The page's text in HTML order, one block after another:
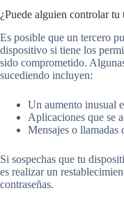
¿Puede alguien controlar
Es posible que un tercero
dispositivo si tiene los
sido comprometido.
sucediendo incluyen:
Un aumento inusual
Aplicaciones que se
Mensajes o llamadas
Si sospechas que tu
es realizar un
contraseñas.